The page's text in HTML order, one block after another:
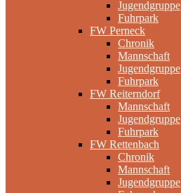
Jugendgruppe
Fuhrpark
FW Perneck
Chronik
Mannschaft
Jugendgruppe
Fuhrpark
FW Reiterndorf
Mannschaft
Jugendgruppe
Fuhrpark
FW Rettenbach
Chronik
Mannschaft
Jugendgruppe